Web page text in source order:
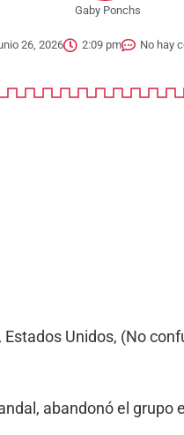
Gaby Ponchs
26, 2026 2:09 pm No hay
Unidos, (No
abandonó el